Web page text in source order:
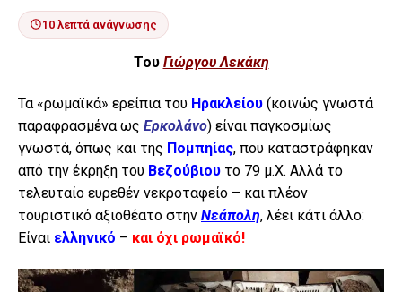
10 λεπτά ανάγνωσης
Του Γιώργου Λεκάκη
Τα «ρωμαϊκά» ερείπια του Ηρακλείου (κοινώς γνωστά
παραφρασμένα ως Ερκολάνο) είναι παγκοσμίως
γνωστά, όπως και της Πομπηίας, που καταστράφηκαν
από την έκρηξη του Βεζούβιου το 79 μ.Χ. Αλλά το
τελευταίο ευρεθέν νεκροταφείο – και πλέον
τουριστικό αξιοθέατο στην Νεάπολη, λέει κάτι άλλο:
Είναι ελληνικό – και όχι ρωμαϊκό!